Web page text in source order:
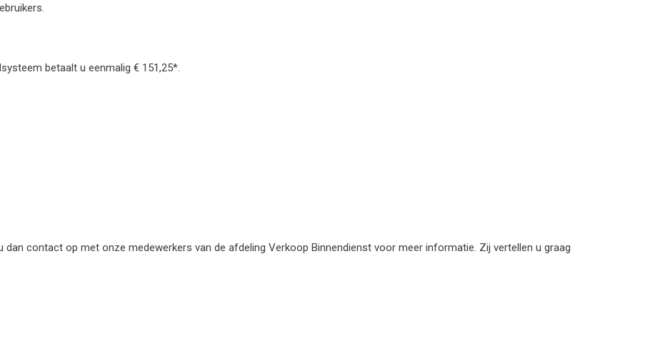
betaalt u eenmalig € 151,25*.
contact op met onze medewerkers van de afdeling Verkoop Binnendienst voor meer informatie. Zij vertellen u graag